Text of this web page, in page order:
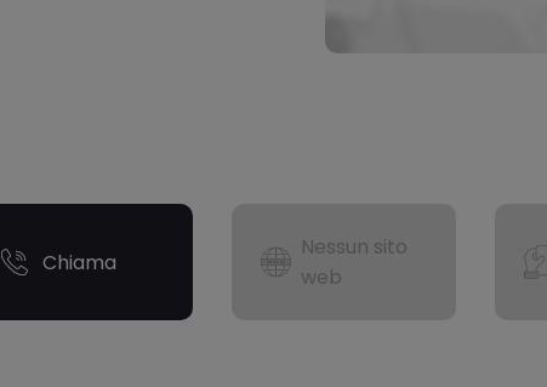
Chiama
Nessun sito
web